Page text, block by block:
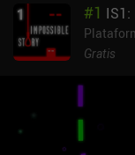
#1
Gratis